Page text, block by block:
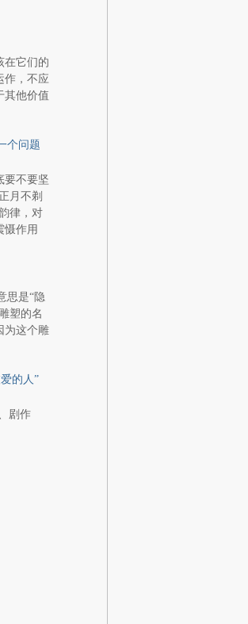
在它们的
作，不应
其他价值
个问题
要不要坚
月不剃
律，对
慑作用
思是“隐
塑的名
为这个雕
的人”
剧作